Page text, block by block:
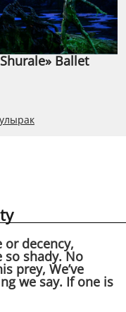
Ballet
or decency,
so shady. No
prey, We’ve
we say. If one is